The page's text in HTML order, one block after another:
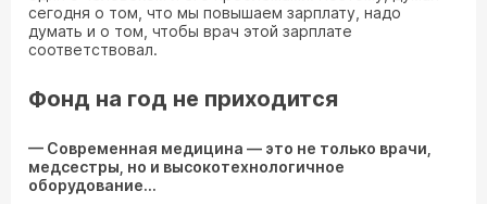
сегодня о том, что мы повышаем зарплату, надо
думать и о том, чтобы врач этой зарплате
соответствовал.
Фонд на год не приходится
— Современная медицина — это не только врачи,
медсестры, но и высокотехнологичное
оборудование...